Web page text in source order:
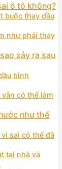
ô tô không?
buộc thay dầu
như phải thay
xảy ra sau
bình
có thể làm
như thế
sai có thể đã
tại nhà và